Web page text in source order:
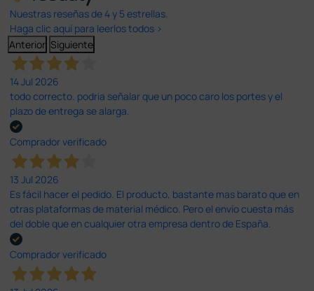
Nuestras reseñas de 4 y 5 estrellas.
Haga clic aquí para leerlos todos >
Anterior Siguiente
14 Jul 2026
todo correcto. podria señalar que un poco caro los portes y el
plazo de entrega se alarga.
Comprador verificado
13 Jul 2026
Es fácil hacer el pedido. El producto, bastante mas barato que en
otras plataformas de material médico. Pero el envío cuesta más
del doble que en cualquier otra empresa dentro de España.
Comprador verificado